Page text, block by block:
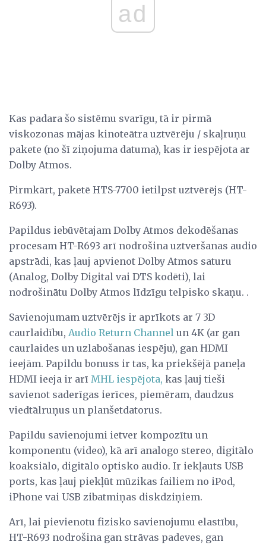
ad
Kas padara šo sistēmu svarīgu, tā ir pirmā
viskozonas mājas kinoteātra uztvērēju / skaļruņu
pakete (no šī ziņojuma datuma), kas ir iespējota ar
Dolby Atmos.
Pirmkārt, paketē HTS-7700 ietilpst uztvērējs (HT-
R693).
Papildus iebūvētajam Dolby Atmos dekodēšanas
procesam HT-R693 arī nodrošina uztveršanas audio
apstrādi, kas ļauj apvienot Dolby Atmos saturu
(Analog, Dolby Digital vai DTS kodēti), lai
nodrošinātu Dolby Atmos līdzīgu telpisko skaņu. .
Savienojumam uztvērējs ir aprīkots ar 7 3D
caurlaidību, Audio Return Channel un 4K (ar gan
caurlaides un uzlabošanas iespēju), gan HDMI
ieejām. Papildu bonuss ir tas, ka priekšējā paneļa
HDMI ieeja ir arī MHL iespējota, kas ļauj tieši
savienot saderīgas ierīces, piemēram, daudzus
viedtālruņus un planšetdatorus.
Papildu savienojumi ietver kompozītu un
komponentu (video), kā arī analogo stereo, digitālo
koaksiālo, digitālo optisko audio. Ir iekļauts USB
ports, kas ļauj piekļūt mūzikas failiem no iPod,
iPhone vai USB zibatmiņas diskdziņiem.
Arī, lai pievienotu fizisko savienojumu elastību,
HT-R693 nodrošina gan strāvas padeves, gan